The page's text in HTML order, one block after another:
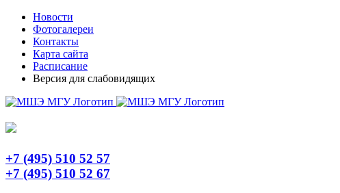
Skip
content
TelegramНовости
Фотогалереи
Контакты
Карта сайта
Расписание
Версия для слабовидящих
+7 (495) 510 52 57
+7 (495) 510 52 67